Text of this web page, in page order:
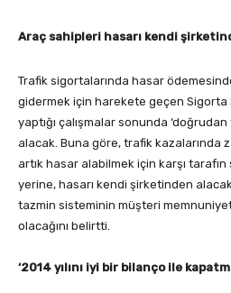
Araç sahipleri hasarı kendi
Trafik sigortalarında hasar
gidermek için harekete geçen Sigorta
yaptığı çalışmalar sonunda
alacak. Buna göre, trafik kazalarında
artık hasar alabilmek için karşı
yerine, hasarı kendi şirketinden
tazmin sisteminin müşteri
olacağını belirtti.
‘2014 yılını iyi bir bilanço ile